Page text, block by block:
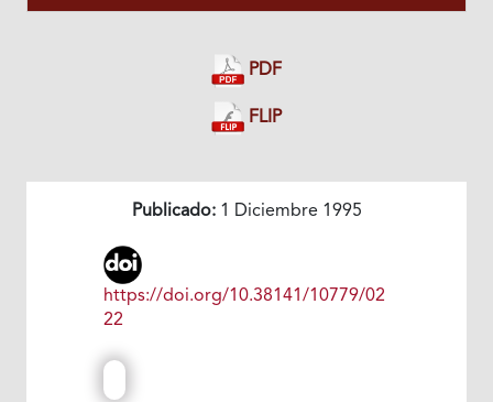
PDF
FLIP
Publicado:1 Diciembre 1995
https://doi.org/10.38141/10779/02
22